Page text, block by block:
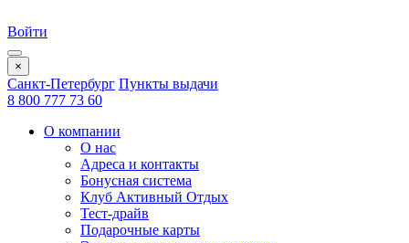
Войти
×
Санкт-Петербург Пункты выдачи
8 800 777 73 60
О компании
О нас
Адреса и контакты
Бонусная система
Клуб Активный Отдых
Тест-драйв
Подарочные карты